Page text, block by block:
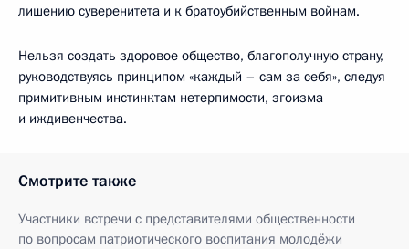
лишению суверенитета и к братоубийственным войнам.
Нельзя создать здоровое общество, благополучную страну,
руководствуясь принципом «каждый – сам за себя», следуя
примитивным инстинктам нетерпимости, эгоизма
и иждивенчества.
Смотрите также
Участники встречи с представителями общественности
по вопросам патриотического воспитания молодёжи